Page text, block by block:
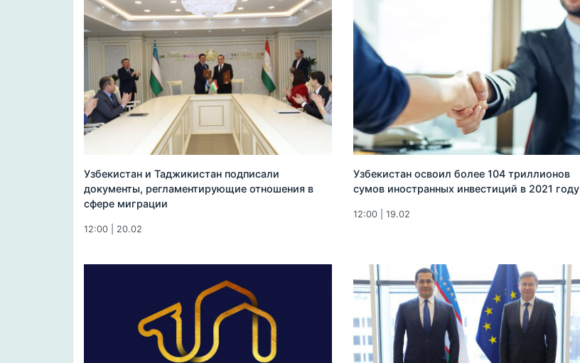
Узбекистан и Таджикистан подписали
документы, регламентирующие отношения в
сфере миграции
12:00 | 20.02
Узбекистан освоил более 104 триллионов
cумов иностранных инвестиций в 2021 году
12:00 | 19.02